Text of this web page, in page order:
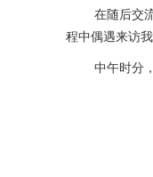
在随后交
程中偶遇来访
中午时分